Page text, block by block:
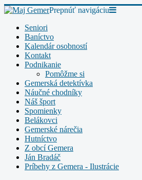
Prepnúť navigáciu
Seniori
Baníctvo
Kalendár osobností
Kontakt
Podnikanie
Pomôžme si
Gemerská detektívka
Náučné chodníky
Náš šport
Spomienky
Belákovci
Gemerské nárečia
Hutníctvo
Z obcí Gemera
Ján Bradáč
Príbehy z Gemera - Ilustrácie